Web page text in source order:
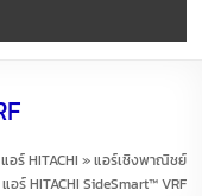
แอร์ HITACHI »แอร์เชิงพาณิชย์
แอร์ HITACHI SideSmart™ VRF